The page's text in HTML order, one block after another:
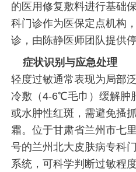
的医用修复敷料进行基础
科门诊作为医保定点机构
诊，由陈静医师团队提供
症状识别与应急处理
轻度过敏通常表现为局部
冷敷（4-6℃毛巾）缓解肿
或水肿性红斑，需避免搔
霜。位于甘肃省兰州市七
号的兰州北大皮肤病专科
系统，可科学判断过敏程度